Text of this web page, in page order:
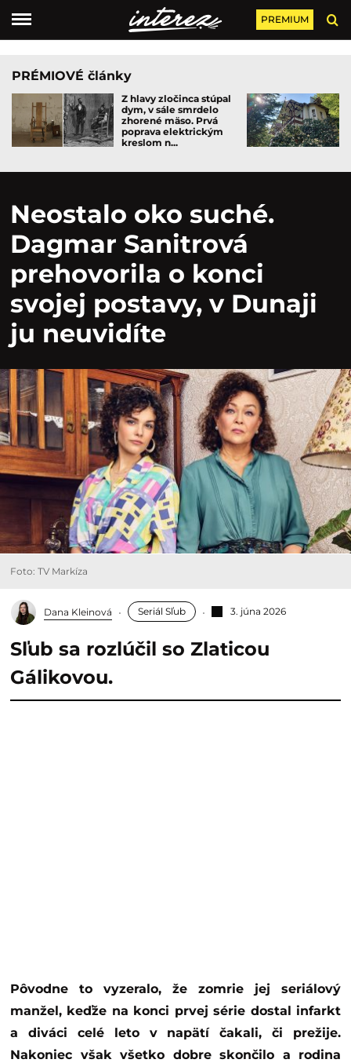
PREMIUM
PRÉMIOVÉ články
Z hlavy zločinca stúpal
dym, v sále smrdelo
zhorené mäso. Prvá
poprava elektrickým
kreslom n...
Neostalo oko suché.
Dagmar Sanitrová
prehovorila o konci
svojej postavy, v Dunaji
ju neuvidíte
Foto: TV Markíza
Dana Kleinová Seriál Sľub 3. júna 2026
Sľub sa rozlúčil so Zlaticou
Gálikovou.
Pôvodne to vyzeralo, že zomrie jej seriálový
manžel, keďže na konci prvej série dostal infarkt
a diváci celé leto v napätí čakali, či prežije.
Nakoniec však všetko dobre skončilo a rodina